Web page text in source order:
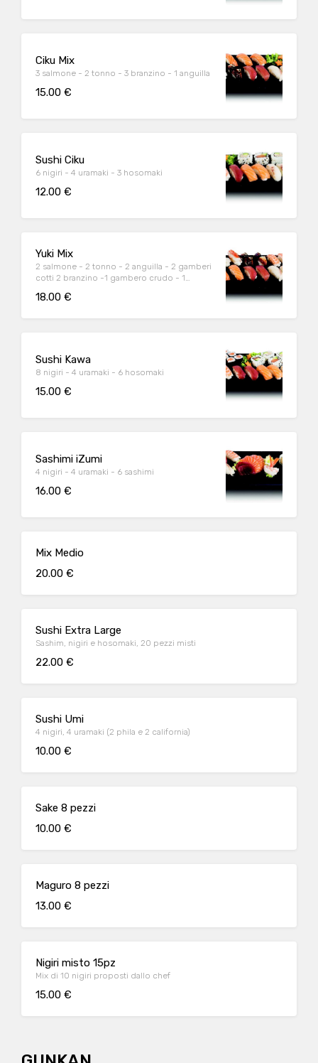
Ciku Mix
3 salmone - 2 tonno - 3 branzino - 1 anguilla
15.00 €
Sushi Ciku
6 nigiri - 4 uramaki - 3 hosomaki
12.00 €
Yuki Mix
2 salmone - 2 tonno - 2 anguilla - 2 gamberi
cotti 2 branzino -1 gambero crudo - 1
18.00 €
Sushi Kawa
8 nigiri - 4 uramaki - 6 hosomaki
15.00 €
Sashimi iZumi
4 nigiri - 4 uramaki - 6 sashimi
16.00 €
Mix Medio
20.00 €
Sushi Extra Large
Sashim, nigiri e hosomaki, 20 pezzi misti
22.00 €
Sushi Umi
4 nigiri, 4 uramaki (2 phila e 2 california)
10.00 €
Sake 8 pezzi
10.00 €
Maguro 8 pezzi
13.00 €
Nigiri misto 15pz
Mix di 10 nigiri proposti dallo chef
15.00 €